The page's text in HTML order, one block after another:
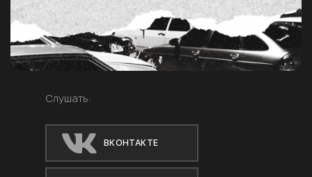
Слушать:
ВКОНТАКТЕ